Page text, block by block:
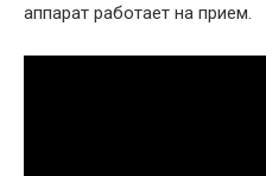
аппарат работает на прием.